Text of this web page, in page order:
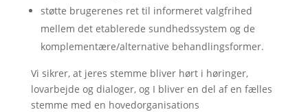
støtte brugerenes ret til informeret valgfrihed
mellem det etablerede sundhedssystem og de
komplementære/alternative behandlingsformer.
Vi sikrer, at jeres stemme bliver hørt i høringer,
lovarbejde og dialoger, og I bliver en del af en fælles
stemme med en hovedorganisations